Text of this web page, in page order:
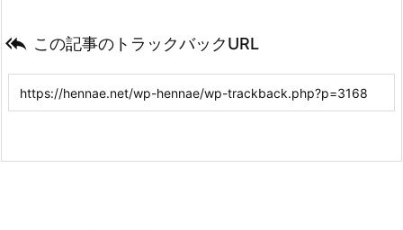
 この記事のトラックバックURL